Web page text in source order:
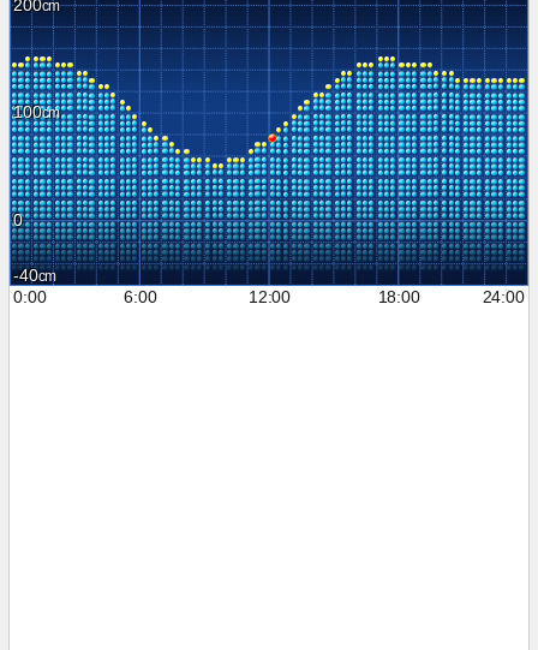
200
100
0
-40
0:00
6:00 12:00 18:00 24:00